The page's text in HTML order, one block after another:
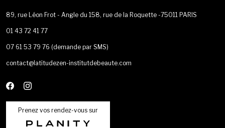
89, rue Léon Frot - Angle du 158, rue de la Roquette -75011 PARIS
01 43 72 41 77
07 61 53 79 76 (demande par SMS)
contact@latitudezen-institutdebeaute.com
Prenez vos rendez-vous sur